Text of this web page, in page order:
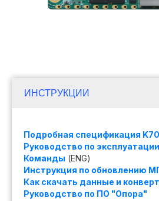
Подробная спецификация
Руководство по эксплуатации
Команды (ENG)
Инструкция по обновлению
Как скачать данные и
Руководство по ПО "Опора"